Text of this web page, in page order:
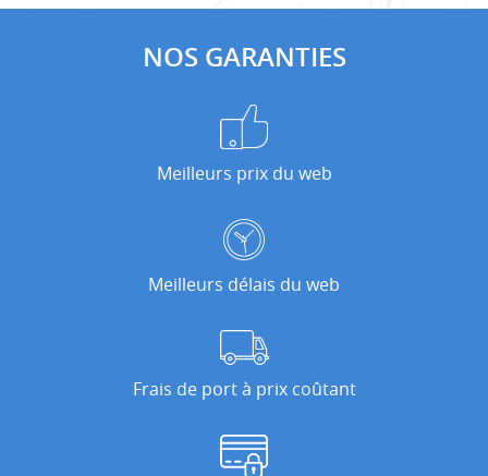
NOS GARANTIES
Meilleurs prix du web
Meilleurs délais du web
Frais de port à prix coûtant